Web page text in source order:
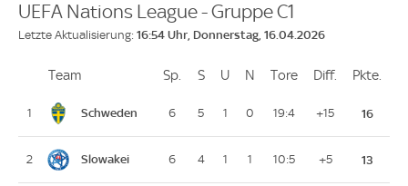
UEFA Nations League - Gruppe C1
Letzte Aktualisierung: 16:54 Uhr, Donnerstag, 16.04.2026
PlatzTeam Sp. Spiele
SSiege
U Unentschieden
N Niederlagen
Tore ToreDiff. Differenz
Pkte.
1 Schweden 6 5 1 0 19:4 +15 16
2 Slowakei 6 4 1 1 10:5 +5 13